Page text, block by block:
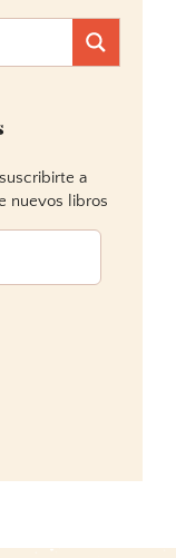
a
nuevos libros